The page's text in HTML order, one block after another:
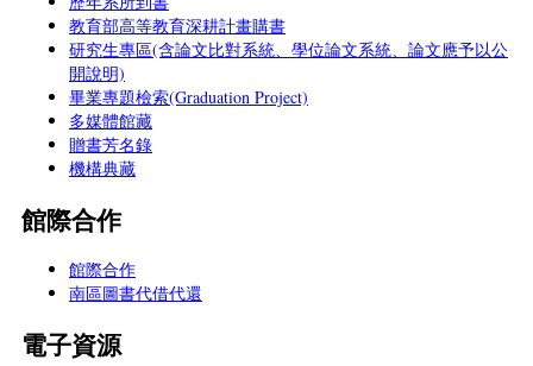
教育部高等教育深耕計畫購書
研究生專區(含論文比對系統、學位論文系統、論文應予以公
開說明)
畢業專題檢索(Graduation Project)
多媒體館藏
贈書芳名錄
機構典藏
館際合作
館際合作
南區圖書代借代還
電子資源